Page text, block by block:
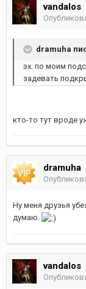
vandalos
dramuha
эх. по моим
задевать
кто-то тут вроде
dramuha
Ну меня друзья
думаю.
vandalos